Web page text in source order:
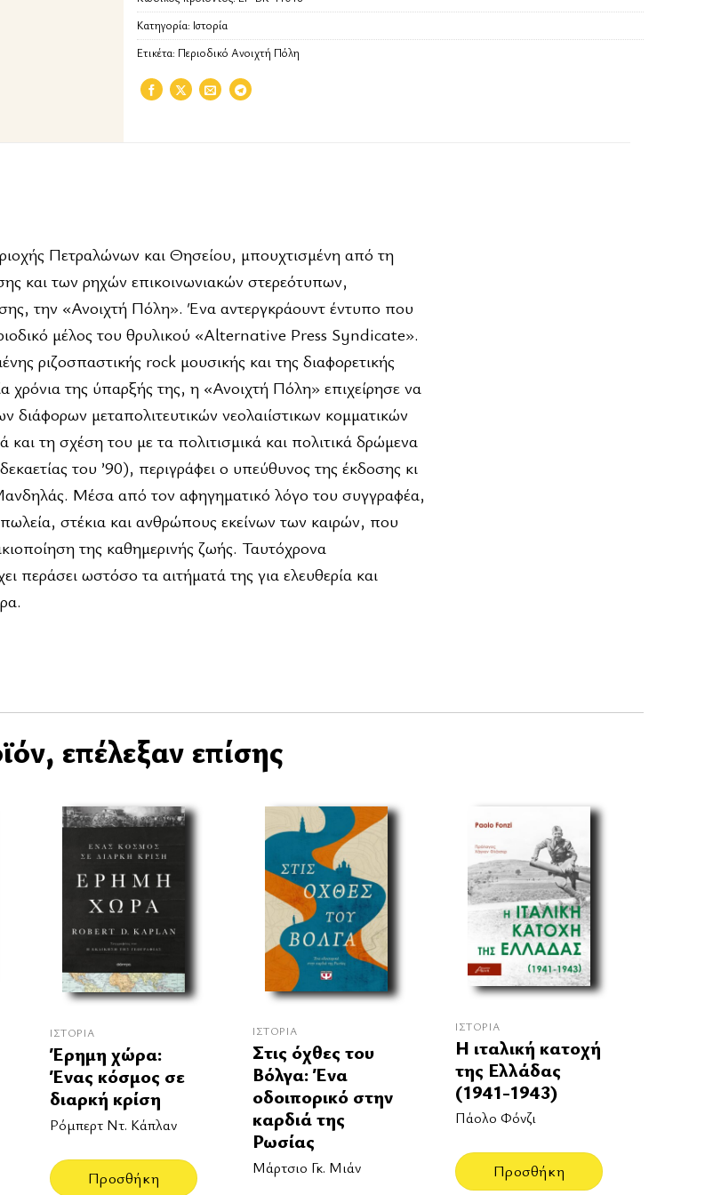
Κατηγορία: Ιστορία
Ετικέτα: Περιοδικό Ανοιχτή Πόλη
Πετραλώνων και Θησείου, μπουχτισμένη από τη
και των ρηχών επικοινωνιακών στερεότυπων,
την «Ανοιχτή Πόλη». Ένα αντεργκράουντ έντυπο που
μέλος του θρυλικού «Alternative Press Syndicate».
ριζοσπαστικής rock μουσικής και της διαφορετικής
χρόνια της ύπαρξής της, η «Ανοιχτή Πόλη» επιχείρησε να
μεταπολιτευτικών νεολαιίστικων κομματικών
τη σχέση του με τα πολιτισμικά και πολιτικά δρώμενα
του ’90), περιγράφει ο υπεύθυνος της έκδοσης κι
Μέσα από τον αφηγηματικό λόγο του συγγραφέα,
στέκια και ανθρώπους εκείνων των καιρών, που
της καθημερινής ζωής. Ταυτόχρονα
περάσει ωστόσο τα αιτήματά της για ελευθερία και
επέλεξαν επίσης
ΙΣΤΟΡΊΑ
Έρημη χώρα:
Ένας κόσμος σε
διαρκή κρίση
Ρόμπερτ Ντ. Κάπλαν
Προσθήκη
ΙΣΤΟΡΊΑ
Στις όχθες του
Βόλγα: Ένα
οδοιπορικό στην
καρδιά της
Ρωσίας
Μάρτσιο Γκ. Μιάν
ΙΣΤΟΡΊΑ
Η ιταλική κατοχή
της Ελλάδας
(1941-1943)
Πάολο Φόνζι
Προσθήκη